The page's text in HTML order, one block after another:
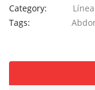
Category:
Tags: